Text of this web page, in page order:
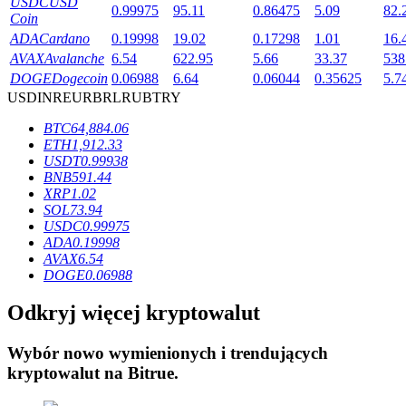
Blokady BTR
Ekskluzywne inwestycje dla posiadaczy BTR
Pożyczki
Usługa pożyczek wspieranych kryptowalutami
Coin
0.99975 95.11 0.86475 5.09
ADACardano 0.19998 19.02 0.17298 1.01
AVAXAvalanche 6.54 622.95 5.66 33.37
DOGEDogecoin 0.06988 6.64 0.06044 0.35625
USDINREURBRLRUBTRY
BTC64,884.06
ETH1,912.33
USDT0.99938
BNB591.44
XRP1.02
SOL73.94
USDC0.99975
ADA0.19998
AVAX6.54
DOGE0.06988
Odkryj więcej kryptowalut
Wybór nowo wymienionych i trendujących
kryptowalut na Bitrue.